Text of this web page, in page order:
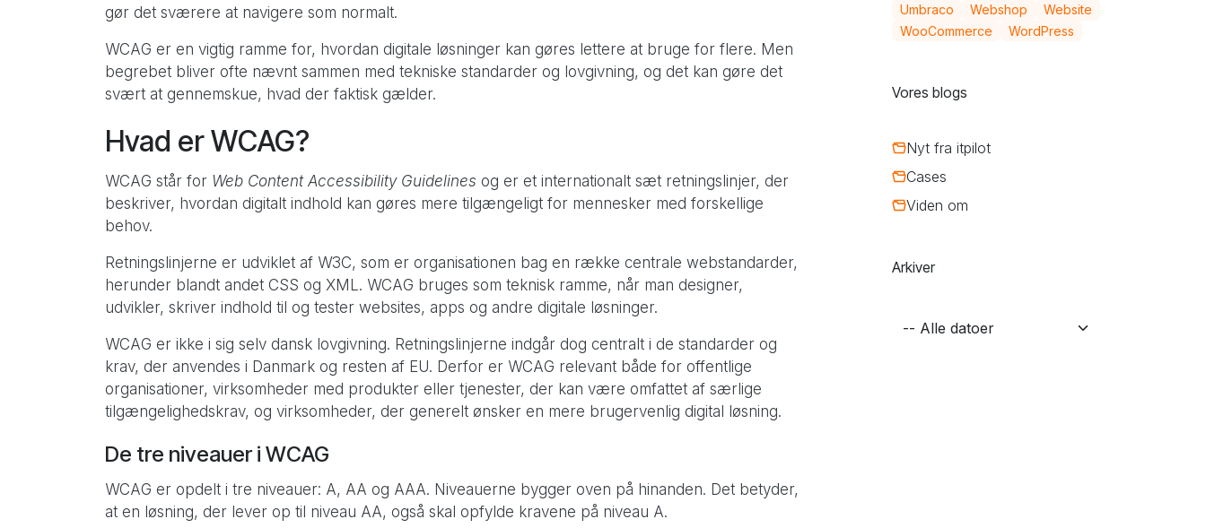
gør det sværere at navigere som normalt.
WCAG er en vigtig ramme for, hvordan digitale løsninger kan gøres lettere at bruge for flere. Men
begrebet bliver ofte nævnt sammen med tekniske standarder og lovgivning, og det kan gøre det
svært at gennemskue, hvad der faktisk gælder.
Hvad er WCAG?
WCAG står for Web Content Accessibility Guidelines og er et internationalt sæt retningslinjer, der
beskriver, hvordan digitalt indhold kan gøres mere tilgængeligt for mennesker med forskellige
behov.
Retningslinjerne er udviklet af W3C, som er organisationen bag en række centrale webstandarder,
herunder blandt andet CSS og XML. WCAG bruges som teknisk ramme, når man designer,
udvikler, skriver indhold til og tester websites, apps og andre digitale løsninger.
WCAG er ikke i sig selv dansk lovgivning. Retningslinjerne indgår dog centralt i de standarder og
krav, der anvendes i Danmark og resten af EU. Derfor er WCAG relevant både for offentlige
organisationer, virksomheder med produkter eller tjenester, der kan være omfattet af særlige
tilgængelighedskrav, og virksomheder, der generelt ønsker en mere brugervenlig digital løsning.
De tre niveauer i WCAG
WCAG er opdelt i tre niveauer: A, AA og AAA. Niveauerne bygger oven på hinanden. Det betyder,
at en løsning, der lever op til niveau AA, også skal opfylde kravene på niveau A.
Umbraco
Webshop
Website
WooCommerce
WordPress
Vores blogs
Nyt fra itpilot
Cases
Viden om
Arkiver